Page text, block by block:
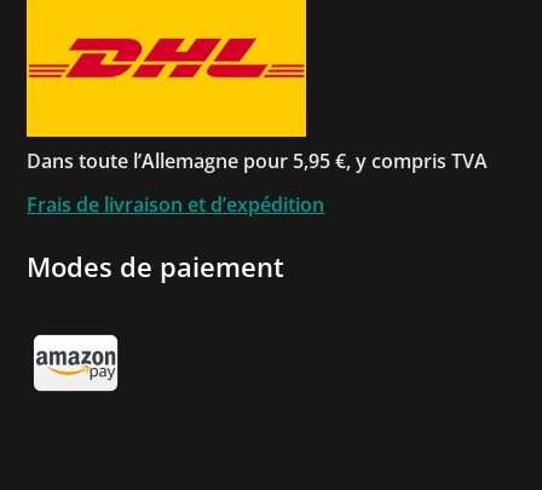
Dans toute l’Allemagne pour 5,95 €, y compris TVA
Frais de livraison et d’expédition
Modes de paiement